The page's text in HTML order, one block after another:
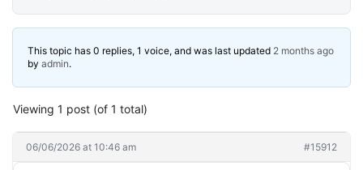
This topic has 0 replies, 1 voice, and was last updated 2 months ago
by admin.
Viewing 1 post (of 1 total)
06/06/2026 at 10:46 am #15912